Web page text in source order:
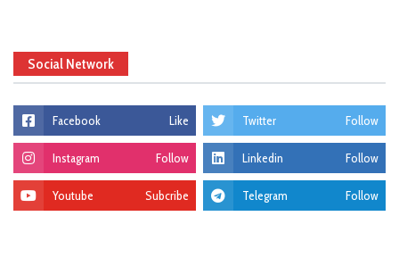
Social Network
Facebook Like Twitter Follow
Instagram Follow Linkedin Follow
Youtube Subcribe Telegram Follow